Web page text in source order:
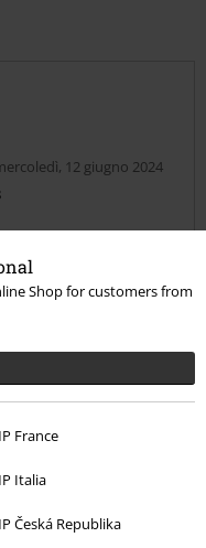
Shop for customers from
France
Italia
Česká Republika
12 giugno 2024